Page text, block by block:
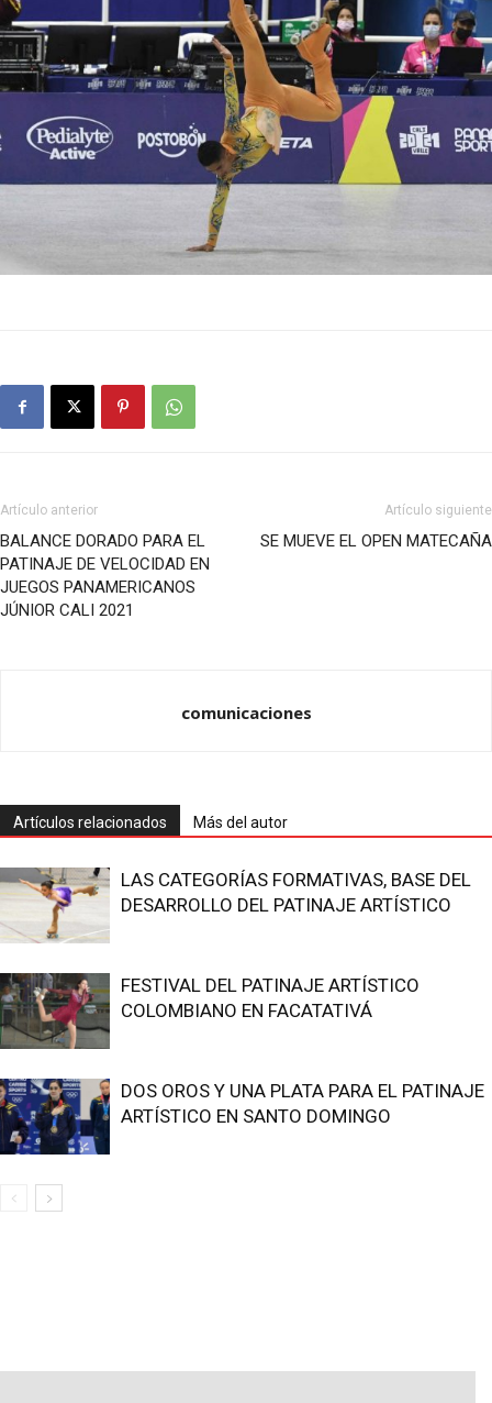
Artículo anterior
BALANCE DORADO PARA EL
PATINAJE DE VELOCIDAD EN
JUEGOS PANAMERICANOS
JÚNIOR CALI 2021
Artículo siguiente
SE MUEVE EL OPEN MATECAÑA
comunicaciones
Artículos relacionados Más del autor
LAS CATEGORÍAS FORMATIVAS, BASE DEL
DESARROLLO DEL PATINAJE ARTÍSTICO
FESTIVAL DEL PATINAJE ARTÍSTICO
COLOMBIANO EN FACATATIVÁ
DOS OROS Y UNA PLATA PARA EL PATINAJE
ARTÍSTICO EN SANTO DOMINGO